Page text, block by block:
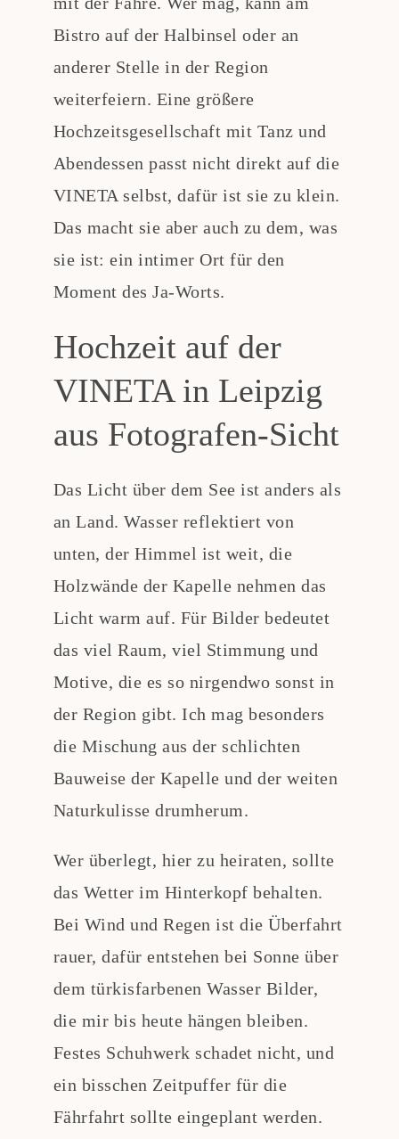
Bistro auf der Halbinsel oder an
anderer Stelle in der Region
weiterfeiern. Eine größere
Hochzeitsgesellschaft mit Tanz und
Abendessen passt nicht direkt auf die
VINETA selbst, dafür ist sie zu klein.
Das macht sie aber auch zu dem, was
sie ist: ein intimer Ort für den
Moment des Ja-Worts.
Hochzeit auf der
VINETA in Leipzig
aus Fotografen-Sicht
Das Licht über dem See ist anders als
an Land. Wasser reflektiert von
unten, der Himmel ist weit, die
Holzwände der Kapelle nehmen das
Licht warm auf. Für Bilder bedeutet
das viel Raum, viel Stimmung und
Motive, die es so nirgendwo sonst in
der Region gibt. Ich mag besonders
die Mischung aus der schlichten
Bauweise der Kapelle und der weiten
Naturkulisse drumherum.
Wer überlegt, hier zu heiraten, sollte
das Wetter im Hinterkopf behalten.
Bei Wind und Regen ist die Überfahrt
rauer, dafür entstehen bei Sonne über
dem türkisfarbenen Wasser Bilder,
die mir bis heute hängen bleiben.
Festes Schuhwerk schadet nicht, und
ein bisschen Zeitpuffer für die
Fährfahrt sollte eingeplant werden.